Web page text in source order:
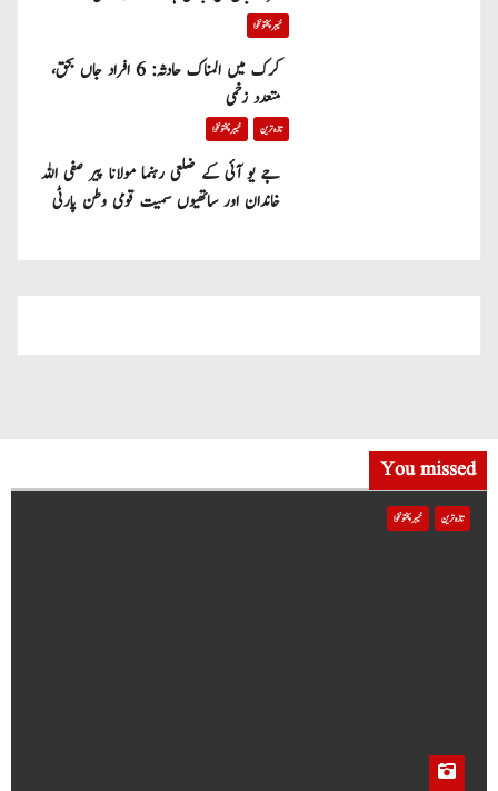
خیبر پختونخوا
کرک میں المناک حادثہ: 6 افراد جاں بحق،
متعدد زخمی
تازہ ترین خیبر پختونخوا
جے یو آئی کے ضلعی رہنما مولانا پیر صفی اللہ
خاندان اور ساتھیوں سمیت قومی وطن پارٹی
You missed
تازہ ترین خیبر پختونخوا